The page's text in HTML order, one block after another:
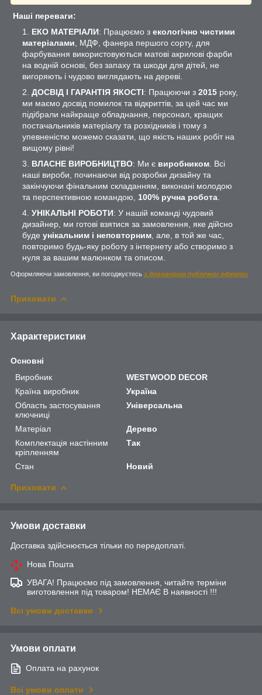
Наші переваги:
ЕКО МАТЕРІАЛИ: Працюємо з екологічно чистими
матеріалами , МДФ, фанера першого сорту, для
фарбування використовуються матові акрилові фарби
на водній основі, без запаху та шкоди для дітей, не
вигоряють і чудово виглядають на дереві.
ДОСВІД І ГАРАНТІЯ ЯКОСТІ: Працюючи з 2015 року,
ми маємо досвід помилок та відкриттів, за цей час ми
підібрали найкраще обладнання, персонал, кращих
постачальників матеріалу та розхідників і тому з
упевненістю можемо сказати, що якість наших робіт на
вищому рівні!
ВЛАСНЕ ВИРОБНИЦТВО: Ми є виробником . Всі
наші вироби, починаючи від розробки дизайну та
закінчуючи фінальним складанням, виконані молодою
та перспективною командою, 100% ручна робота
УНІКАЛЬНІ РОБОТИ: У нашій команді чудовий
дизайнер, ми готові взятися за замовлення, яке дійсно
буде унікальним і неповторним , але, в той же час,
повторимо будь-яку роботу з інтернету або створимо з
нуля за вашим малюнком та описом.
Оформляючи замовлення, ви погоджуєтесь з договором публічної оферти
Приховати
Характеристики
Основні
Виробник
WESTWOOD DECOR
Країна виробник
Україна
Область застосування
ключниці
Універсальна
Матеріал
Дерево
Комплектація настінним
кріпленням
Так
Стан Новий
Приховати
Умови доставки
Доставка здійснюється тільки по передоплаті.
Нова Пошта
УВАГА! Працюємо під замовлення, читайте терміни
виготовлення під товаром! НЕМАЄ В наявності !!!
Всі умови доставки
Умови оплати
Оплата на рахунок
Всі умови оплати